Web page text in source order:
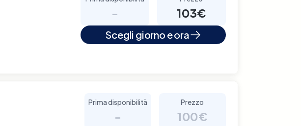
- 103€
Scegli giorno e ora
Prima disponibilità
-
Prezzo
100€